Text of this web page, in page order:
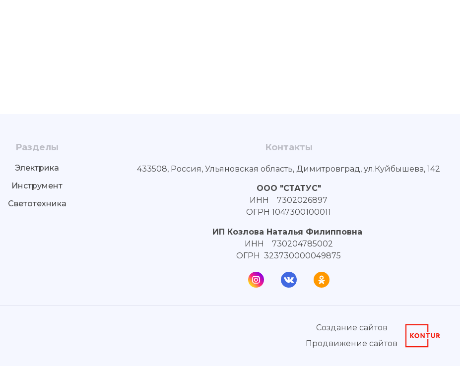
Разделы
Электрика
Инструмент
Светотехника
Контакты
433508, Россия, Ульяновская область, Димитровград, ул.Куйбышева, 142
ООО "СТАТУС"
ИНН 7302026897
ОГРН 1047300100011
ИП Козлова Наталья Филипповна
ИНН 730204785002
ОГРН 323730000049875
Создание сайтов
Продвижение сайтов